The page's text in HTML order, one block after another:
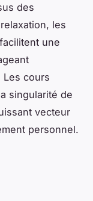
des
les
une
Les cours
singularité de
vecteur
personnel.